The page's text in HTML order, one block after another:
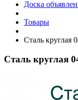
Доска
Товары
Сталь круглая
Сталь круглая